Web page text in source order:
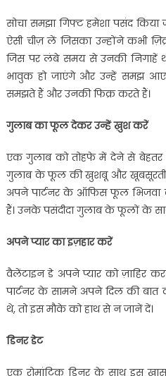
सोचा समझा गिफ्ट हमेशा पसंद किया
ऐसी चीज़ लें जिसका उन्होंने कभी
जिस पर लंबे समय से उनकी निगाहें
भावुक हो जाएंगे और उन्हें समझ
समझते हैं और उनकी फिक्र करते हैं।
गुलाब का फूल देकर उन्हें ख़ुश करें
एक गुलाब को तोहफे में देने से बेहतर
गुलाब के फूल की खुशबू और खूबसूरती
अपने पार्टनर के ऑफिस फूल
हैं। उनके पसंदीदा गुलाब के फूलों के
अपने प्यार का इज़हार करें
वैलेंटाइन डे अपने प्यार को ज़ाहिर
पार्टनर के सामने अपने दिल की बात
थे, तो इस मौके को हाथ से न जानें दें।
डिनर डेट
एक रोमांटिक डिनर के साथ इस